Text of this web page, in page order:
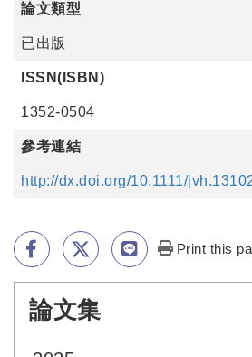
論文類型
已出版
ISSN(ISBN)
1352-0504
參考連結
http://dx.doi.org/10.1111/
Print this
論文集